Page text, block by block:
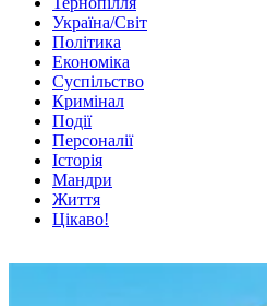
Україна/Світ
Політика
Економіка
Суспільство
Кримінал
Події
Персоналії
Історія
Мандри
Життя
Цікаво!